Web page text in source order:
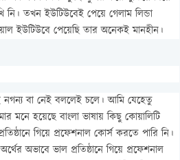
তখন ইউটিউবেই পেয়ে গেলাম লিন্ডা
ইউটিউবে পেয়েছি তার অনেকই মানহীন।
নগন্য বা নেই বললেই চলে। আমি যেহেতু
হয়েছে বাংলা ভাষায় কিছু কোয়ালিটি
গিয়ে প্রফেশনাল কোর্স করতে পারি নি।
অভাবে ভাল প্রতিষ্ঠানে গিয়ে প্রফেশনাল